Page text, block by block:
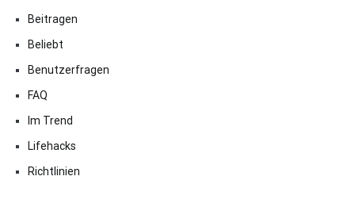
Beitragen
Beliebt
Benutzerfragen
FAQ
Im Trend
Lifehacks
Richtlinien